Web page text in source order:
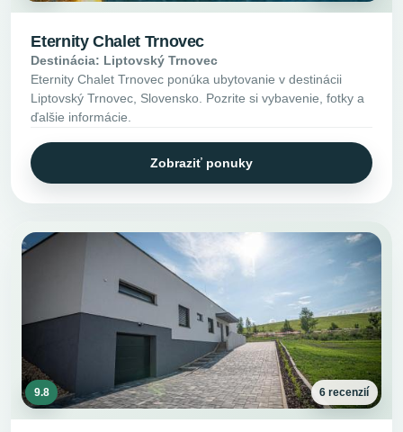
Eternity Chalet Trnovec
Destinácia: Liptovský Trnovec
Eternity Chalet Trnovec ponúka ubytovanie v destinácii
Liptovský Trnovec, Slovensko. Pozrite si vybavenie, fotky a
ďalšie informácie.
Zobraziť ponuky
9.8 6 recenzií